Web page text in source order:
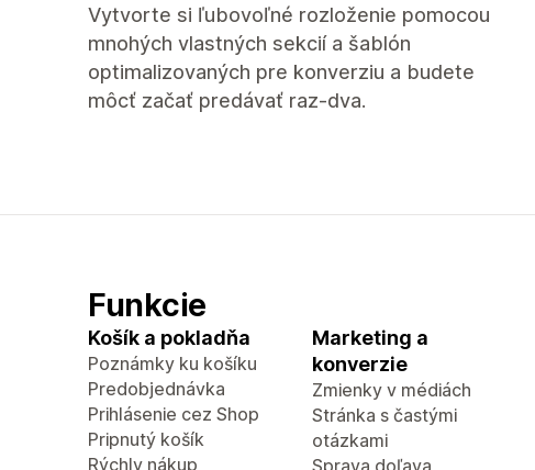
Vytvorte si ľubovoľné rozloženie pomocou
mnohých vlastných sekcií a šablón
optimalizovaných pre konverziu a budete
môcť začať predávať raz-dva.
Funkcie
Košík a pokladňa
Poznámky ku košíku
Predobjednávka
Prihlásenie cez Shop
Pripnutý košík
Rýchly nákup
Marketing a
konverzie
Zmienky v médiách
Stránka s častými
otázkami
Sprava doľava